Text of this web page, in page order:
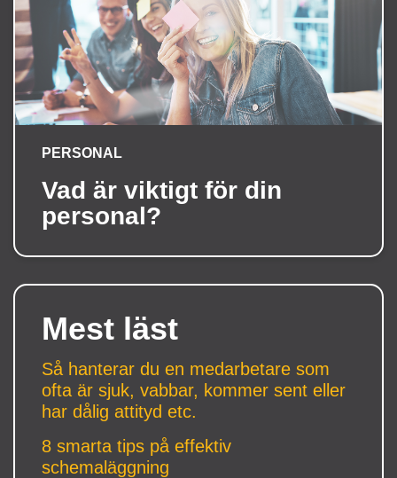
PERSONAL
Vad är viktigt för din
personal?
Mest läst
Så hanterar du en medarbetare som
ofta är sjuk, vabbar, kommer sent eller
har dålig attityd etc.
8 smarta tips på effektiv
schemaläggning